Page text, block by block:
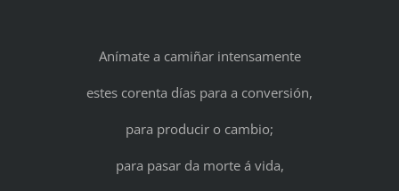
Anímate a camiñar intensamente
estes corenta días para a conversión,
para producir o cambio;
para pasar da morte á vida,